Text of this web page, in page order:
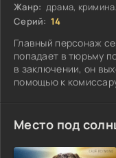
Жанр: драма,
Серий: 14
Главный персонаж
попадает в тюрьму
в заключении, он
помощью к
Место под